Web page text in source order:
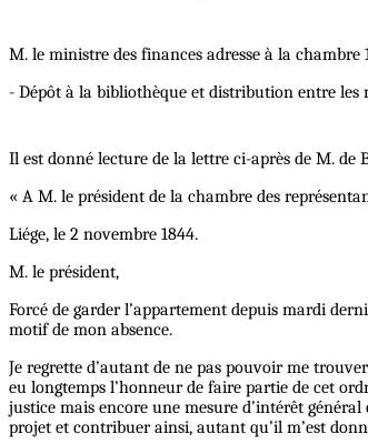
M. le ministre des finances adresse à la chambre
- Dépôt à la bibliothèque et distribution entre les
Il est donné lecture de la lettre ci-après de M. de
« A M. le président de la chambre des
Liége, le 2 novembre 1844.
M. le président,
Forcé de garder l’appartement depuis mardi
motif de mon absence.
Je regrette d’autant de ne pas pouvoir me
eu longtemps l’honneur de faire partie de cet
justice mais encore une mesure d’intérêt
projet et contribuer ainsi, autant qu’il m’est